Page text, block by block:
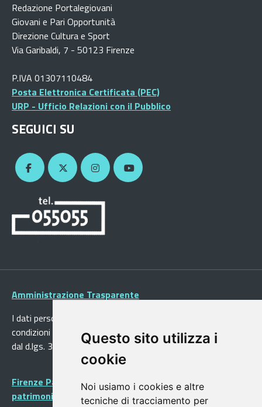
Questo sito utilizza i
cookie
Noi usiamo i cookies e altre
tecniche di tracciamento per
Redazione Portalegiovani
Giovani e Pari Opportunità
Direzione Cultura e Sport
Via Garibaldi, 7 - 50123 Firenze
P.IVA 01307110484
Posta Elettronica Certificata (PEC)
URP - Ufficio Relazioni con il Pubblico
SEGUICI SU
Amministrazione Trasparente
I dati personali pubblicati sono riutilizzabili solo alle
condizioni previste dalla direttiva comunitaria 2003/98/CE e
dal d.lgs. 36/2006
Firenze Patrimonio Mondiale - Centro storico di Firenze
patrimonio dell’Umanità